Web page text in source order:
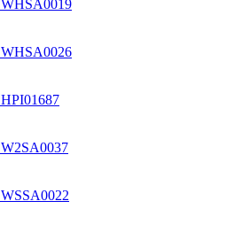
WHSA0019
WHSA0026
HPI01687
W2SA0037
WSSA0022